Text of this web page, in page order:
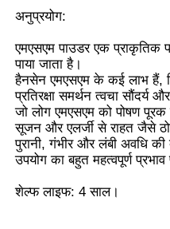
अनुप्रयोग:
एमएसएम पाउडर एक प्राकृतिक
पाया जाता है।
हैनसेन एमएसएम के कई लाभ हैं,
प्रतिरक्षा समर्थन त्वचा सौंदर्य
जो लोग एमएसएम को पोषण
सूजन और एलर्जी से राहत जैसे
पुरानी, ​​गंभीर और लंबी अवधि की
उपयोग का बहुत महत्वपूर्ण
शेल्फ लाइफ: 4 साल।